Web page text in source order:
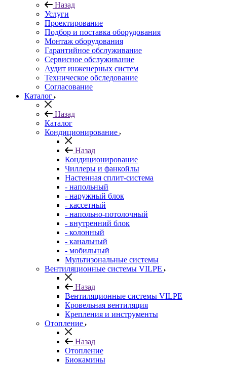
Назад
Услуги
Проектирование
Подбор и поставка оборудования
Монтаж оборудования
Гарантийное обслуживание
Сервисное обслуживание
Аудит инженерных систем
Техническое обследование
Согласование
Каталог
Назад
Каталог
Кондиционирование
Назад
Кондиционирование
Чиллеры и фанкойлы
Настенная сплит-система
- напольный
- наружный блок
- кассетный
- напольно-потолочный
- внутренний блок
- колонный
- канальный
- мобильный
Мультизональные системы
Вентиляционные системы VILPE
Назад
Вентиляционные системы VILPE
Кровельная вентиляция
Крепления и инструменты
Отопление
Назад
Отопление
Биокамины